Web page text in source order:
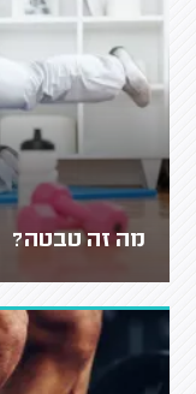
מה זה טבטה?